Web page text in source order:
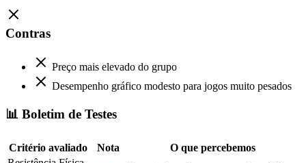
Contras
Preço mais elevado do grupo
Desempenho gráfico modesto para jogos muito pesados
📊 Boletim de Testes
Critério avaliado Nota
O que percebemos